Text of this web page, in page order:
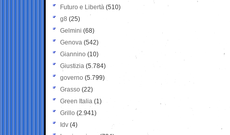
Futuro e Libertà (510)
g8 (25)
Gelmini (68)
Genova (542)
Giannino (10)
Giustizia (5.784)
governo (5.799)
Grasso (22)
Green Italia (1)
Grillo (2.941)
Idv (4)